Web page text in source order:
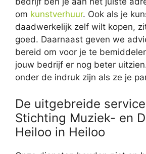
om kunstverhuur. Ook als je
daadwerkelijk zelf wilt kopen,
goed. Daarnaast geven we
bereid om voor je te
jouw bedrijf er nog beter
onder de indruk zijn als ze je
De uitgebreide
Stichting Muziek- en
Heiloo in Heiloo